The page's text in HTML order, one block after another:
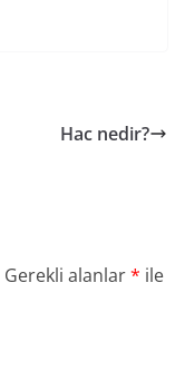
Hac nedir?
Gerekli alanlar* ile